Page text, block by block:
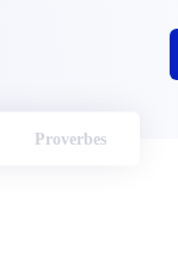
Proverbes